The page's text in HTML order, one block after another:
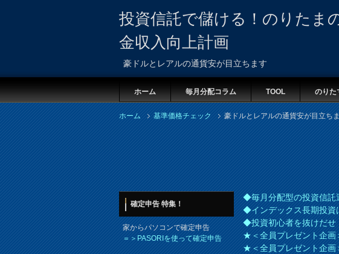
投資信託で儲ける！のりたま
金収入向上計画
豪ドルとレアルの通貨安が目立ちます
ホーム 毎月分配コラム TOOL のりた
ホーム 基準価格チェック 豪ドルとレアルの通貨安が目立ち
◆毎月分配型の投資信託
◆インデックス長期投資
◆投資初心者を抜けだせ
★＜全員プレゼント企画
★＜全員プレゼント企画
確定申告 特集！
家からパソコンで確定申告
＝＞PASORIを使って確定申告